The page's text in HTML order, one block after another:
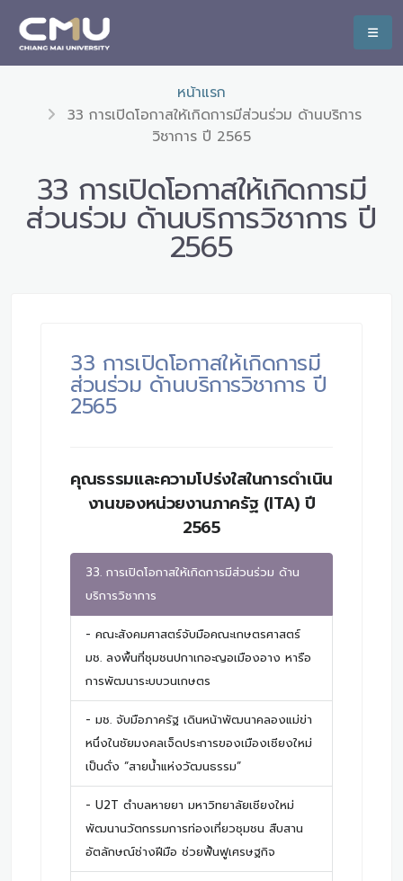
หน้าแรก
33 การเปิดโอกาสให้เกิดการมีส่วนร่วม ด้านบริการ
วิชาการ ปี 2565
33 การเปิดโอกาสให้เกิดการมี
ส่วนร่วม ด้านบริการวิชาการ ปี
2565
33 การเปิดโอกาสให้เกิดการมี
ส่วนร่วม ด้านบริการวิชาการ ปี
2565
คุณธรรมและความโปร่งใสในการดำเนิน
งานของหน่วยงานภาครัฐ (ITA) ปี
2565
33. การเปิดโอกาสให้เกิดการมีส่วนร่วม ด้าน
บริการวิชาการ
- คณะสังคมศาสตร์จับมือคณะเกษตรศาสตร์
มช. ลงพื้นที่ชุมชนปกาเกอะญอเมืองอาง หารือ
การพัฒนาระบบวนเกษตร
- มช. จับมือภาครัฐ เดินหน้าพัฒนาคลองแม่ข่า
หนึ่งในชัยมงคลเจ็ดประการของเมืองเชียงใหม่
เป็นดั่ง “สายน้ำแห่งวัฒนธรรม”
- U2T ตำบลหายยา มหาวิทยาลัยเชียงใหม่
พัฒนานวัตกรรมการท่องเที่ยวชุมชน สืบสาน
อัตลักษณ์ช่างฝีมือ ช่วยฟื้นฟูเศรษฐกิจ